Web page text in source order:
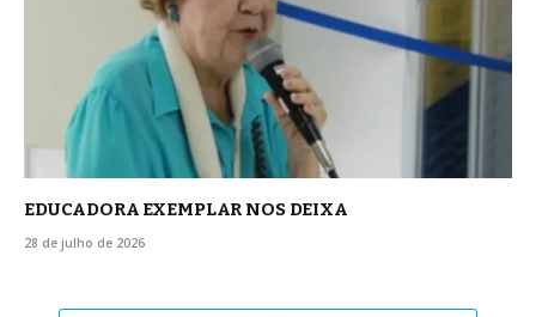
EDUCADORA EXEMPLAR NOS DEIXA
28 de julho de 2026